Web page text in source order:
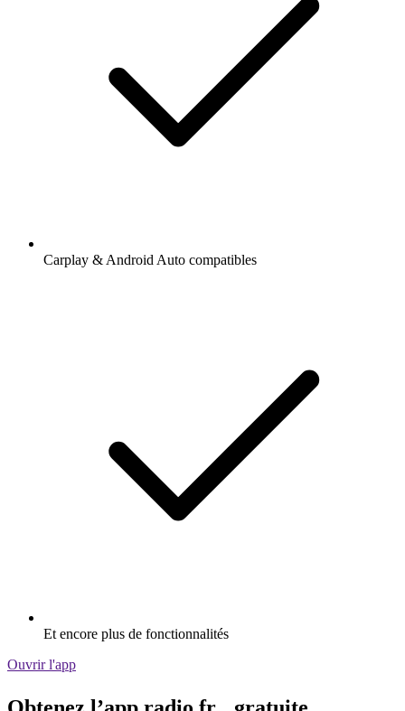
Carplay & Android Auto compatibles
Et encore plus de fonctionnalités
Ouvrir l'app